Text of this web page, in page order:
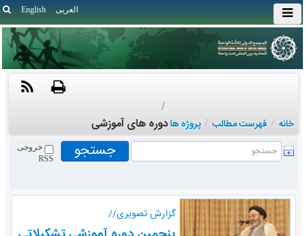
English العربی
خانه / فهرست مطالب / پروژه ها
/
دوره های آموزشی
خروجی
RSS
گزارش تصویری//